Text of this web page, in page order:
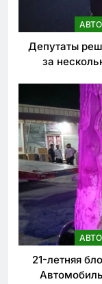
АВТО
Депутаты
за
АВТО
21-летняя